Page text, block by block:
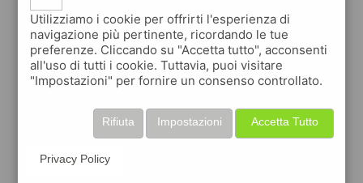
ristoranti in zona
trovi i ristoranti in zona e tutti i posti
dove mangiare vicino a te
Utilizziamo i cookie per offrirti l'esperienza di
navigazione più pertinente, ricordando le tue
preferenze. Cliccando su "Accetta tutto", acconsenti
all'uso di tutti i cookie. Tuttavia, puoi visitare
"Impostazioni" per fornire un consenso controllato.
Accetta Tutto
Impostazioni
Rifiuta
Privacy Policy